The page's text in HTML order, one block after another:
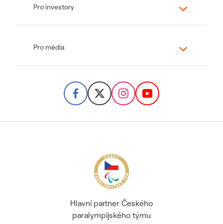
Pro investory
Pro média
Hlavní partner Českého
paralympijského týmu